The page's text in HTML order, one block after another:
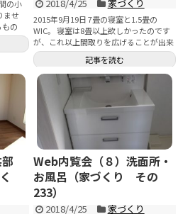
の小
ませ
の
2018/4/25 家づくり
2015年9月19日 7畳の寝室と1.5畳の
WIC。 寝室は8畳以上欲しかったのです
が、これ以上間取りを広げることが出来
なかった...
記事を読む
Web内覧会（８）洗面所・
お風呂（家づくり その
233）
2018/4/25 家づくり